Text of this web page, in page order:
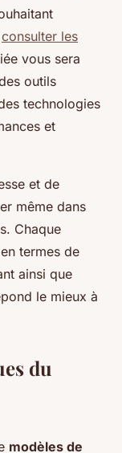
consulter les
vous sera
outils
technologies
et
et de
même dans
Chaque
termes de
ainsi que
le mieux à
du
modèles de